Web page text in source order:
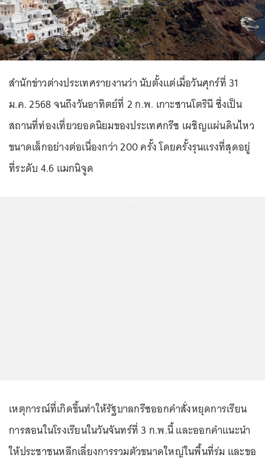
สำนักข่าวต่างประเทศรายงานว่า นับตั้งแต่เมื่อวันศุกร์ที่ 31
ม.ค. 2568 จนถึงวันอาทิตย์ที่ 2 ก.พ. เกาะซานโตรินี ซึ่งเป็น
สถานที่ท่องเที่ยวยอดนิยมของประเทศกรีซ เผชิญแผ่นดินไหว
ขนาดเล็กอย่างต่อเนื่องกว่า 200 ครั้ง โดยครั้งรุนแรงที่สุดอยู่
ที่ระดับ 4.6 แมกนิจูด
เหตุการณ์ที่เกิดขึ้นทำให้รัฐบาลกรีซออกคำสั่งหยุดการเรียน
การสอนในโรงเรียนในวันจันทร์ที่ 3 ก.พ.นี้ และออกคำแนะนำ
ให้ประชาชนหลีกเลี่ยงการรวมตัวขนาดใหญ่ในพื้นที่ร่ม และขอ